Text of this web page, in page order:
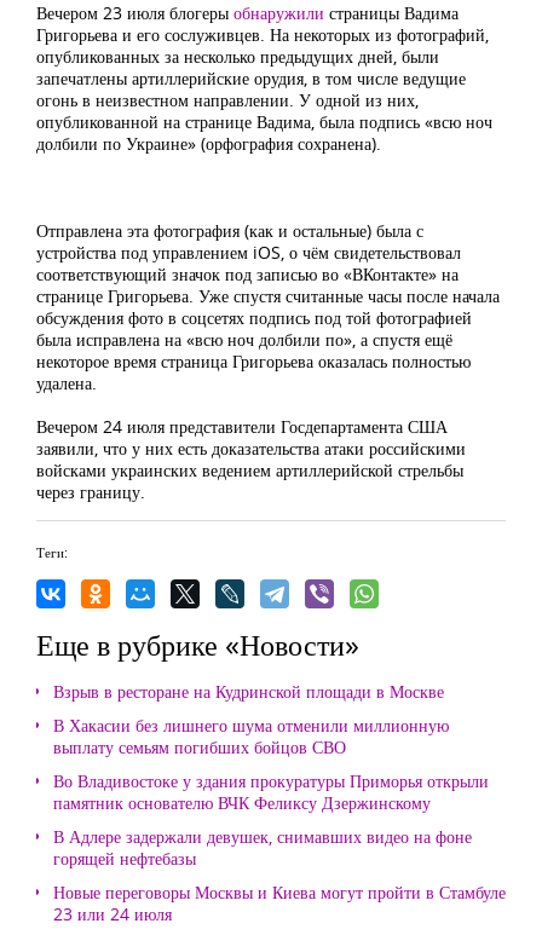
Вечером 23 июля блогеры обнаружили страницы Вадима
Григорьева и его сослуживцев. На некоторых из фотографий,
опубликованных за несколько предыдущих дней, были
запечатлены артиллерийские орудия, в том числе ведущие
огонь в неизвестном направлении. У одной из них,
опубликованной на странице Вадима, была подпись «всю ноч
долбили по Украине» (орфография сохранена).
Отправлена эта фотография (как и остальные) была с
устройства под управлением iOS, о чём свидетельствовал
соответствующий значок под записью во «ВКонтакте» на
странице Григорьева. Уже спустя считанные часы после начала
обсуждения фото в соцсетях подпись под той фотографией
была исправлена на «всю ноч долбили по», а спустя ещё
некоторое время страница Григорьева оказалась полностью
удалена.
Вечером 24 июля представители Госдепартамента США
заявили, что у них есть доказательства атаки российскими
войсками украинских ведением артиллерийской стрельбы
через границу.
Теги:
Еще в рубрике «Новости»
Взрыв в ресторане на Кудринской площади в Москве
В Хакасии без лишнего шума отменили миллионную
выплату семьям погибших бойцов СВО
Во Владивостоке у здания прокуратуры Приморья открыли
памятник основателю ВЧК Феликсу Дзержинскому
В Адлере задержали девушек, снимавших видео на фоне
горящей нефтебазы
Новые переговоры Москвы и Киева могут пройти в Стамбуле
23 или 24 июля